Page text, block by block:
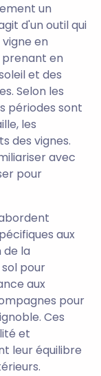
un
d'un outil qui
en
en
et des
Selon les
périodes sont
les
des vignes.
avec
pour
aux
de la
pour
aux
pour
Ces
et
leur équilibre